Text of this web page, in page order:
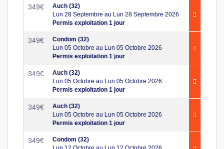
349€
Auch (32)
Lun 28 Septembre au Lun 28 Septembre 2026
Permis exploitation 1 jour
349€
Condom (32)
Lun 05 Octobre au Lun 05 Octobre 2026
Permis exploitation 1 jour
349€
Auch (32)
Lun 05 Octobre au Lun 05 Octobre 2026
Permis exploitation 1 jour
349€
Auch (32)
Lun 05 Octobre au Lun 05 Octobre 2026
Permis exploitation 1 jour
349€
Condom (32)